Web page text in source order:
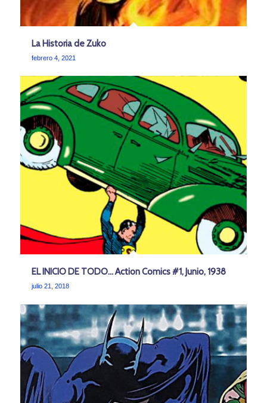
La Historia de Zuko
febrero 4, 2021
EL INICIO DE TODO… Action Comics #1, Junio, 1938
julio 21, 2018